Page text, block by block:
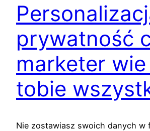
prywatność
marketer
tobie
Nie zostawiasz swoich danych w